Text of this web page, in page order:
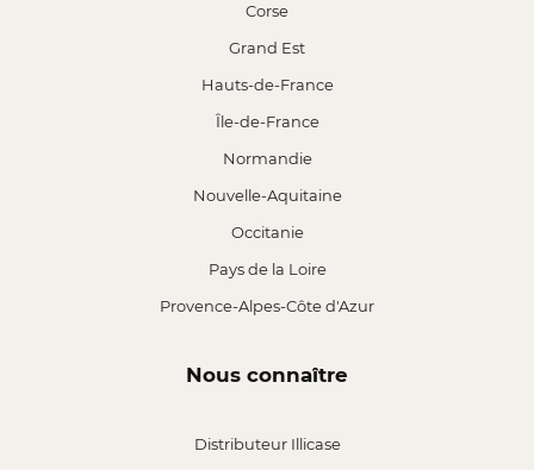
Corse
Grand Est
Hauts-de-France
Île-de-France
Normandie
Nouvelle-Aquitaine
Occitanie
Pays de la Loire
Provence-Alpes-Côte d'Azur
Nous connaître
Distributeur Illicase